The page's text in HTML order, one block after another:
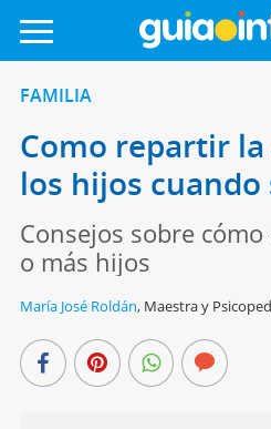
FAMILIA
Como repartir
los hijos
Consejos sobre
o más hijos
María José Roldán, Maestra y